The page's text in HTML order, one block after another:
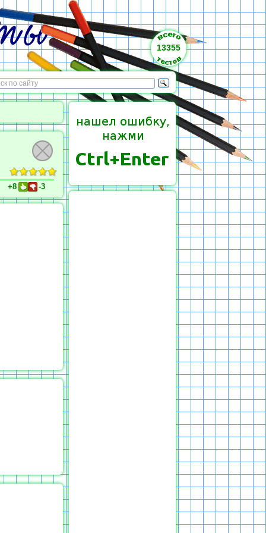
13355
+8 -3